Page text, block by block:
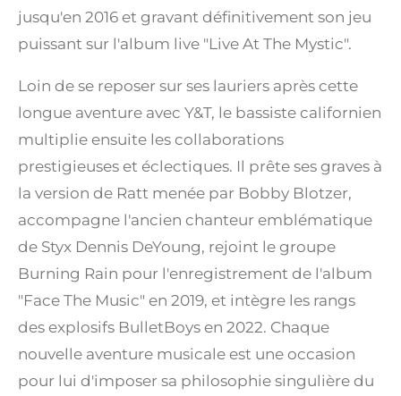
jusqu'en 2016 et gravant définitivement son jeu
puissant sur l'album live "Live At The Mystic".
Loin de se reposer sur ses lauriers après cette
longue aventure avec Y&T, le bassiste californien
multiplie ensuite les collaborations
prestigieuses et éclectiques. Il prête ses graves à
la version de Ratt menée par Bobby Blotzer,
accompagne l'ancien chanteur emblématique
de Styx Dennis DeYoung, rejoint le groupe
Burning Rain pour l'enregistrement de l'album
"Face The Music" en 2019, et intègre les rangs
des explosifs BulletBoys en 2022. Chaque
nouvelle aventure musicale est une occasion
pour lui d'imposer sa philosophie singulière du